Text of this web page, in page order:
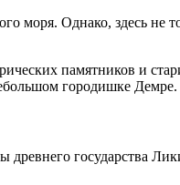
моря. Однако, здесь
памятников и
городишке Демре.
государства